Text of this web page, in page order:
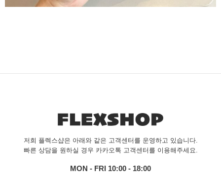
저희 플렉스샵은 아래와 같은 고객센터를 운영하고 있습니다.
빠른 상담을 원하실 경우 카카오톡 고객센터를 이용해주세요.
MON - FRI 10:00 - 18:00